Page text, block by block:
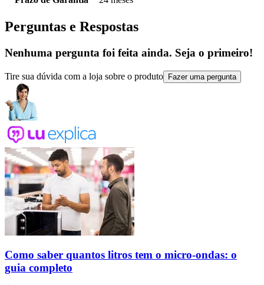
Perguntas e Respostas
Nenhuma pergunta foi feita ainda. Seja o primeiro!
Tire sua dúvida com a loja sobre o produto Fazer uma pergunta
Como saber quantos litros tem o micro-ondas: o
guia completo